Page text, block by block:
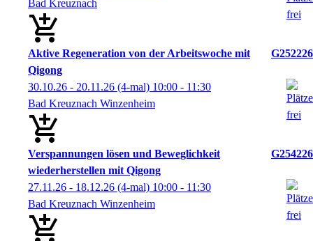
Bad Kreuznach
Aktive Regeneration von der Arbeitswoche mit
Qigong
G252226
30.10.26 - 20.11.26 (4-mal) 10:00 - 11:30
Bad Kreuznach Winzenheim
Verspannungen lösen und Beweglichkeit
wiederherstellen mit Qigong
G254226
27.11.26 - 18.12.26 (4-mal) 10:00 - 11:30
Bad Kreuznach Winzenheim